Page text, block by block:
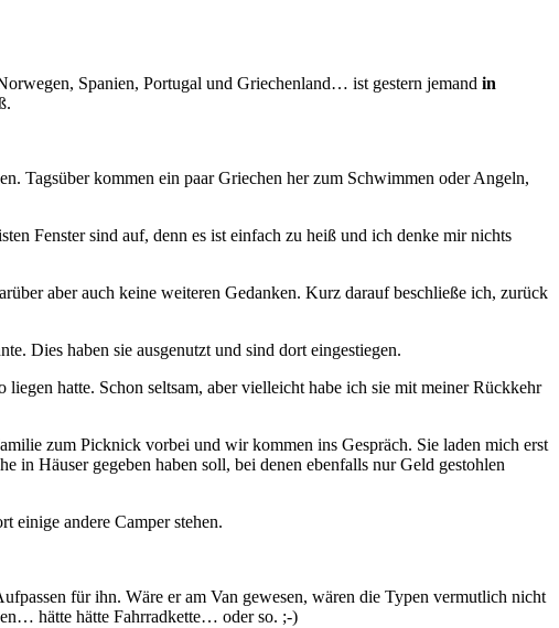
Spanien, Portugal und Griechenland… ist gestern jemand in
Tagsüber kommen ein paar Griechen her zum Schwimmen oder Angeln,
Fenster sind auf, denn es ist einfach zu heiß und ich denke mir nichts
aber auch keine weiteren Gedanken. Kurz darauf beschließe ich, zurück
Dies haben sie ausgenutzt und sind dort eingestiegen.
hatte. Schon seltsam, aber vielleicht habe ich sie mit meiner Rückkehr
zum Picknick vorbei und wir kommen ins Gespräch. Sie laden mich erst
in Häuser gegeben haben soll, bei denen ebenfalls nur Geld gestohlen
einige andere Camper stehen.
für ihn. Wäre er am Van gewesen, wären die Typen vermutlich nicht
hätte hätte Fahrradkette… oder so. ;-)